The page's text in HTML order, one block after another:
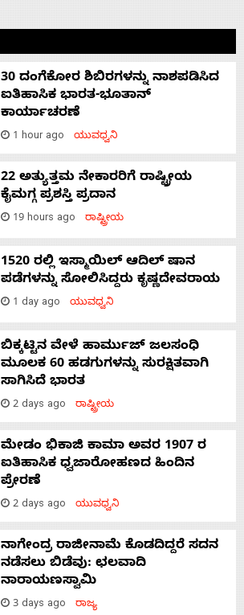
30 ದಂಗೆಕೋರ ಶಿಬಿರಗಳನ್ನು ನಾಶಪಡಿಸಿದ
ಐತಿಹಾಸಿಕ ಭಾರತ-ಭೂತಾನ್
ಕಾರ್ಯಾಚರಣೆ
1 hour ago ಯುವಧ್ವನಿ
22 ಅತ್ಯುತ್ತಮ ನೇಕಾರರಿಗೆ ರಾಷ್ಟ್ರೀಯ
ಕೈಮಗ್ಗ ಪ್ರಶಸ್ತಿ ಪ್ರದಾನ
19 hours ago ರಾಷ್ಟ್ರೀಯ
1520 ರಲ್ಲಿ ಇಸ್ಮಾಯಿಲ್ ಆದಿಲ್ ಷಾನ
ಪಡೆಗಳನ್ನು ಸೋಲಿಸಿದ್ದರು ಕೃಷ್ಣದೇವರಾಯ
1 day ago ಯುವಧ್ವನಿ
ಬಿಕ್ಕಟ್ಟಿನ ವೇಳೆ ಹಾರ್ಮುಜ್ ಜಲಸಂಧಿ
ಮೂಲಕ 60 ಹಡಗುಗಳನ್ನು ಸುರಕ್ಷಿತವಾಗಿ
ಸಾಗಿಸಿದೆ ಭಾರತ
2 days ago ರಾಷ್ಟ್ರೀಯ
ಮೇಡಂ ಭಿಕಾಜಿ ಕಾಮಾ ಅವರ 1907 ರ
ಐತಿಹಾಸಿಕ ಧ್ವಜಾರೋಹಣದ ಹಿಂದಿನ
ಪ್ರೇರಣೆ
2 days ago ಯುವಧ್ವನಿ
ನಾಗೇಂದ್ರ ರಾಜೀನಾಮೆ ಕೊಡದಿದ್ದರೆ ಸದನ
ನಡೆಸಲು ಬಿಡೆವು: ಛಲವಾದಿ
ನಾರಾಯಣಸ್ವಾಮಿ
3 days ago ರಾಜ್ಯ